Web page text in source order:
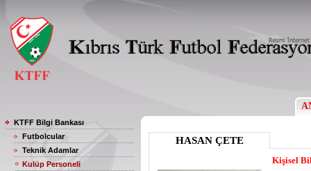
KTFF Bilgi Bankası
Futbolcular
Teknik Adamlar
Kulüp Personeli
HASAN ÇETE
Kişisel